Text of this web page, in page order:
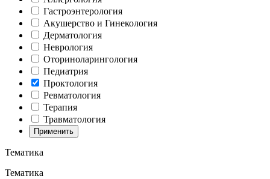
Гастроэнтерология
Акушерство и Гинекология
Дерматология
Неврология
Оториноларингология
Педиатрия
Проктология
Ревматология
Терапия
Травматология
Применить
Тематика
Тематика